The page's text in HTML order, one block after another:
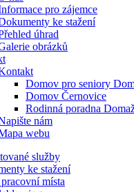
pro zájemce
ke stažení
úhrad
obrázků
Domov pro seniory
Domov Černovice
Rodinná poradna
nám
webu
služby
ke stažení
místa